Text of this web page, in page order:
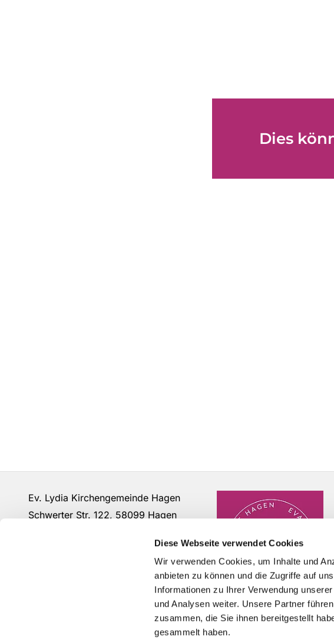
Diese Webseite verwendet Cookies
Wir verwenden Cookies, um Inhalte und
anbieten zu können und die Zugriffe auf
Informationen zu Ihrer Verwendung
und Analysen weiter. Unsere Partner
zusammen, die Sie ihnen bereitgestellt
gesammelt haben.
Dies
Ev. Lydia Kirchengemeinde Hagen
Schwerter Str. 122, 58099 Hagen